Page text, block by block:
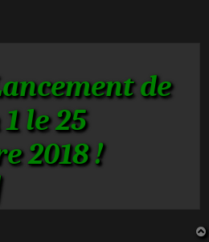
de
le 25
2018 !